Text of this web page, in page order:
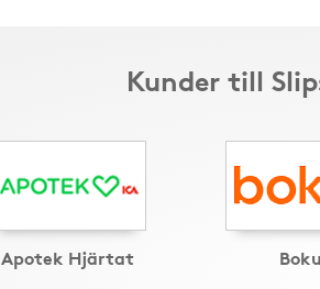
Kunder till
Apotek Hjärtat